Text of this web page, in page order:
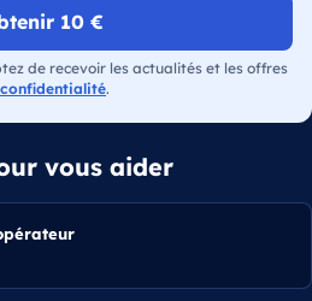
10 €
de recevoir les actualités et les offres
.
vous aider